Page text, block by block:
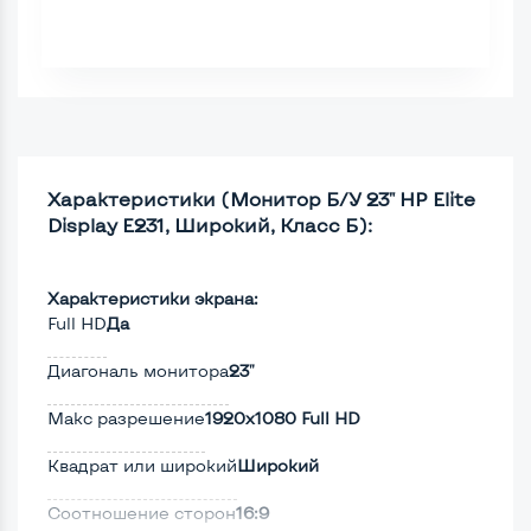
Характеристики (Монитор Б/У 23" HP Elite
Display E231, Широкий, Класс Б):
Характеристики экрана:
Full HDДа
Диагональ монитора23"
Макс разрешение1920x1080 Full HD
Квадрат или широкийШирокий
Соотношение сторон16:9